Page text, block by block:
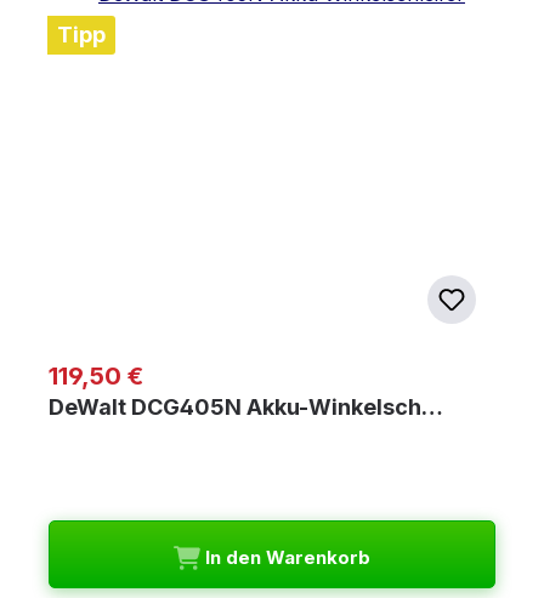
Tipp
Regulärer Preis:
119,50 €
DeWalt DCG405N Akku-Winkelsch…
In den Warenkorb